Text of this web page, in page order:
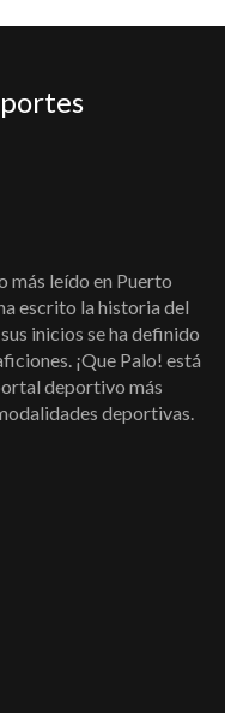
más leído en Puerto
escrito la historia del
inicios se ha definido
¡Que Palo! está
deportivo más
deportivas.